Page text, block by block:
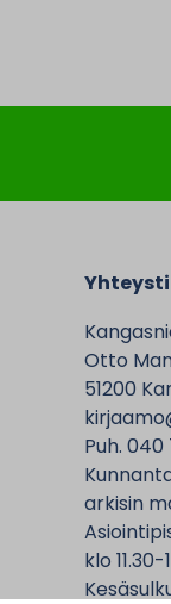
Otto
51200
Puh. 040
arkisin
klo 11.30-